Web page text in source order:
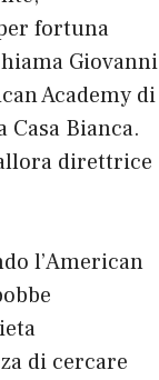
fortuna
Giovanni
Academy di
Bianca.
direttrice
l’American
di cercare